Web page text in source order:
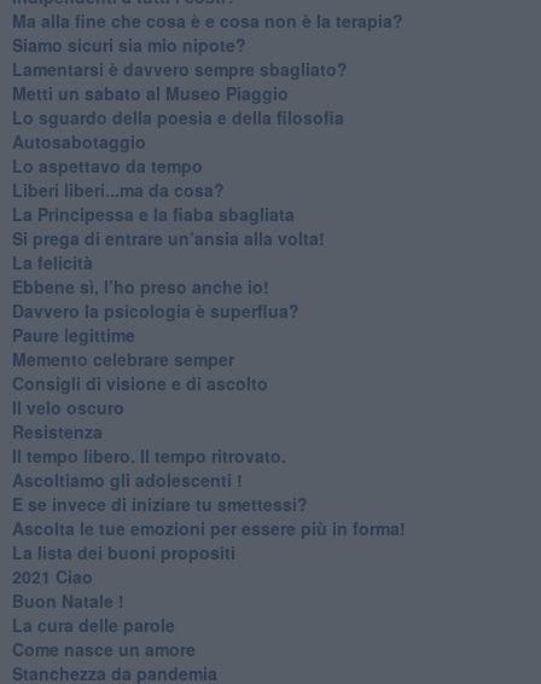
​Ma alla fine che cosa è e cosa non è la terapia?
​Siamo sicuri sia mio nipote?
​Lamentarsi è davvero sempre sbagliato?
​Metti un sabato al Museo Piaggio
​Lo sguardo della poesia e della filosofia
Autosabotaggio
​Lo aspettavo da tempo
​Liberi liberi...ma da cosa?
​La Principessa e la fiaba sbagliata
Si prega di entrare un’ansia alla volta!
​La felicità
​Ebbene sì, l’ho preso anche io!
​Davvero la psicologia è superflua?
Paure legittime
​Memento celebrare semper
​Consigli di visione e di ascolto
​Il velo oscuro
Resistenza
​Il tempo libero. Il tempo ritrovato.
Ascoltiamo gli adolescenti !
​E se invece di iniziare tu smettessi?
​Ascolta le tue emozioni per essere più in forma!
​La lista dei buoni propositi
2021 Ciao
Buon Natale !
​La cura delle parole
​Come nasce un amore
Stanchezza da pandemia